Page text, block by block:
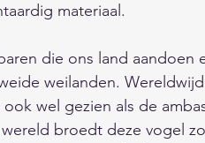
materiaal.
die ons land aandoen
weilanden.
wel gezien als de
broedt deze vogel